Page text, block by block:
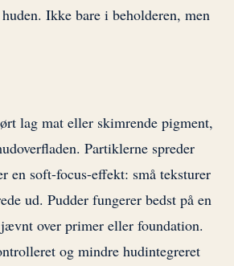
Ikke bare i beholderen, men
lag mat eller skimrende pigment,
Partiklerne spreder
en soft-focus-effekt: små teksturer
ud. Pudder fungerer bedst på en
jævnt over primer eller foundation.
og mindre hudintegreret